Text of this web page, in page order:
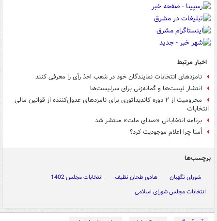
اخبار مرتبط
نامزدهای انتخابات نمایندگان خود در شعب اخذ رأی را معرفی کنند
انتشار لیست‌ها و گمانه‌زنی برای سرلیست‌ها
محرومیت از ۲ دوره کاندیداتوری برای نامزدهای عدول‌کننده از قوانین مالی
انتخابات
برنامه انتخاباتی «صدای ملت» منتشر شد
اُمنا چرا اعلام موجودیت کرد؟
برچسب‌ها
شورای نگهبان هادی طحان نظیف
انتخابات مجلس 1402
انتخابات مجلس شورای اسلامی